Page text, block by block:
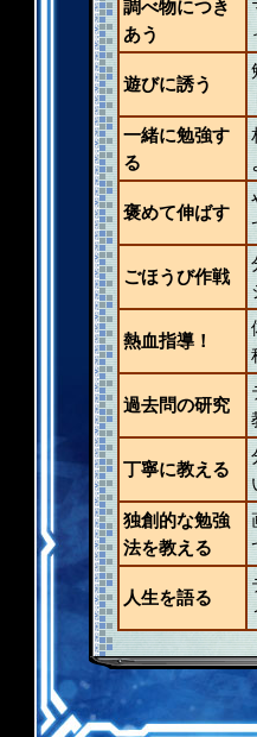
調べ物につき
あう
遊びに誘う
一緒に勉強す
る
褒めて伸ばす
ごほうび作戦
熱血指導！
過去問の研究
丁寧に教える
独創的な勉強
法を教える
人生を語る